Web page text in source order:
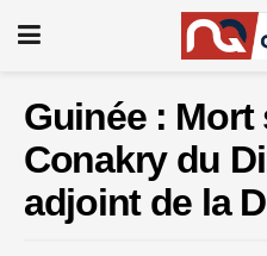
Guinée : Mort
Conakry du
adjoint de la